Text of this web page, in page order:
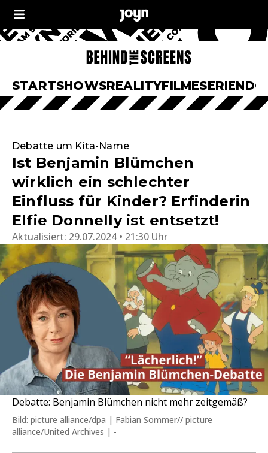
STARTSHOWSREALITYFILMESERIEN
Debatte um Kita-Name
Ist Benjamin Blümchen
wirklich ein schlechter
Einfluss für Kinder? Erfinderin
Elfie Donnelly ist entsetzt!
Aktualisiert: 29.07.2024 • 21:30 Uhr
Debatte: Benjamin Blümchen nicht mehr zeitgemäß?
Bild: picture alliance/dpa | Fabian Sommer// picture
alliance/United Archives | -